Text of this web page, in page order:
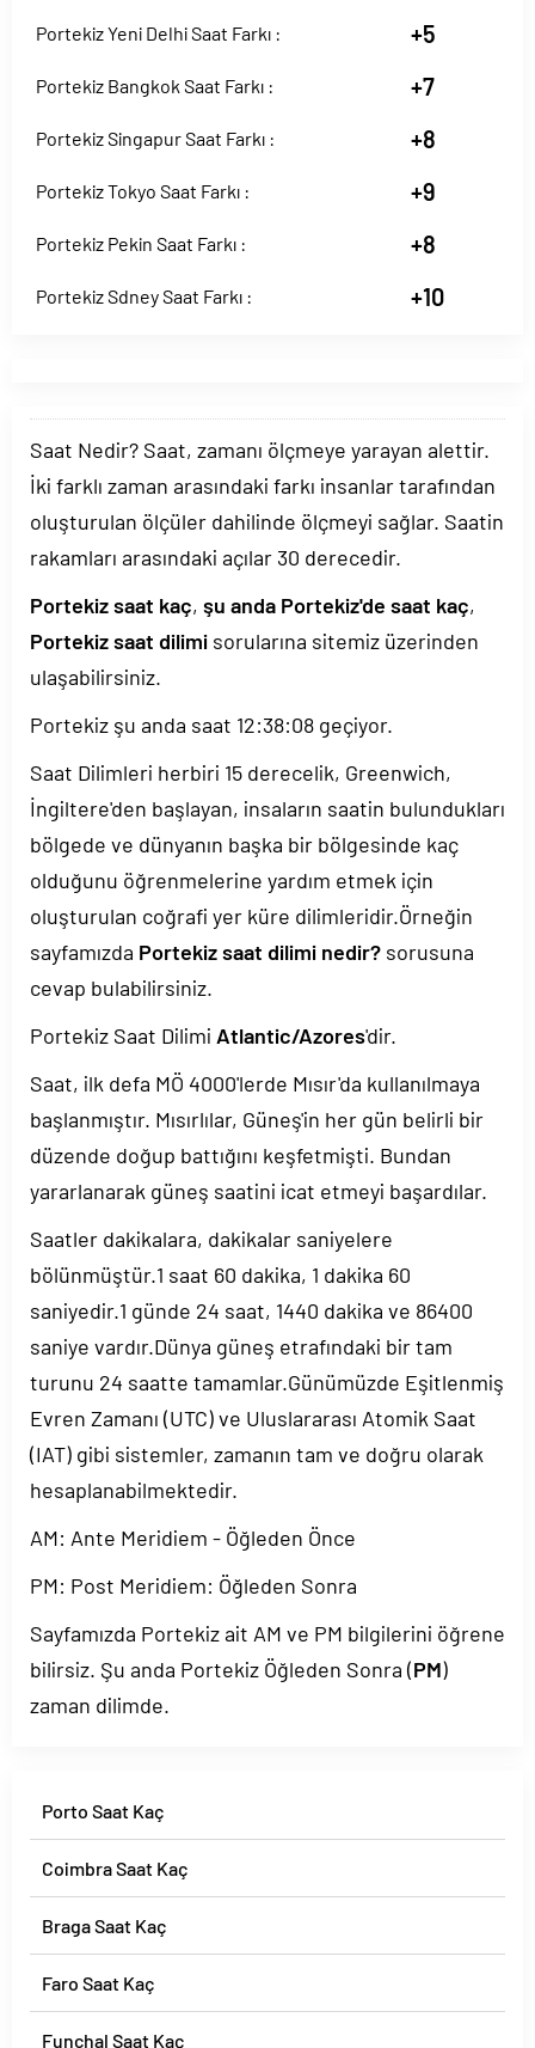
Portekiz Yeni Delhi Saat Farkı : +5
Portekiz Bangkok Saat Farkı : +7
Portekiz Singapur Saat Farkı : +8
Portekiz Tokyo Saat Farkı : +9
Portekiz Pekin Saat Farkı : +8
Portekiz Sdney Saat Farkı : +10
Saat Nedir? Saat, zamanı ölçmeye yarayan alettir.
İki farklı zaman arasındaki farkı insanlar tarafından
oluşturulan ölçüler dahilinde ölçmeyi sağlar. Saatin
rakamları arasındaki açılar 30 derecedir.
Portekiz saat kaç, şu anda Portekiz'de saat kaç,
Portekiz saat dilimi sorularına sitemiz üzerinden
ulaşabilirsiniz.
Portekiz şu anda saat 12:38:08 geçiyor.
Saat Dilimleri herbiri 15 derecelik, Greenwich,
İngiltere'den başlayan, insaların saatin bulundukları
bölgede ve dünyanın başka bir bölgesinde kaç
olduğunu öğrenmelerine yardım etmek için
oluşturulan coğrafi yer küre dilimleridir.Örneğin
sayfamızda Portekiz saat dilimi nedir? sorusuna
cevap bulabilirsiniz.
Portekiz Saat Dilimi Atlantic/Azores'dir.
Saat, ilk defa MÖ 4000'lerde Mısır'da kullanılmaya
başlanmıştır. Mısırlılar, Güneş'in her gün belirli bir
düzende doğup battığını keşfetmişti. Bundan
yararlanarak güneş saatini icat etmeyi başardılar.
Saatler dakikalara, dakikalar saniyelere
bölünmüştür.1 saat 60 dakika, 1 dakika 60
saniyedir.1 günde 24 saat, 1440 dakika ve 86400
saniye vardır.Dünya güneş etrafındaki bir tam
turunu 24 saatte tamamlar.Günümüzde Eşitlenmiş
Evren Zamanı (UTC) ve Uluslararası Atomik Saat
(IAT) gibi sistemler, zamanın tam ve doğru olarak
hesaplanabilmektedir.
AM: Ante Meridiem - Öğleden Önce
PM: Post Meridiem: Öğleden Sonra
Sayfamızda Portekiz ait AM ve PM bilgilerini öğrene
bilirsiz. Şu anda Portekiz Öğleden Sonra (PM)
zaman dilimde.
Porto Saat Kaç
Coimbra Saat Kaç
Braga Saat Kaç
Faro Saat Kaç
Funchal Saat Kaç